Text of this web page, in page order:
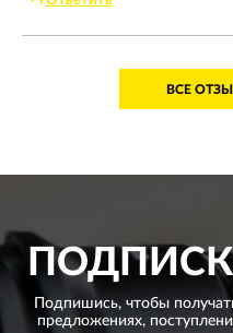
ВСЕ
Подпишись, чтобы
предложениях,